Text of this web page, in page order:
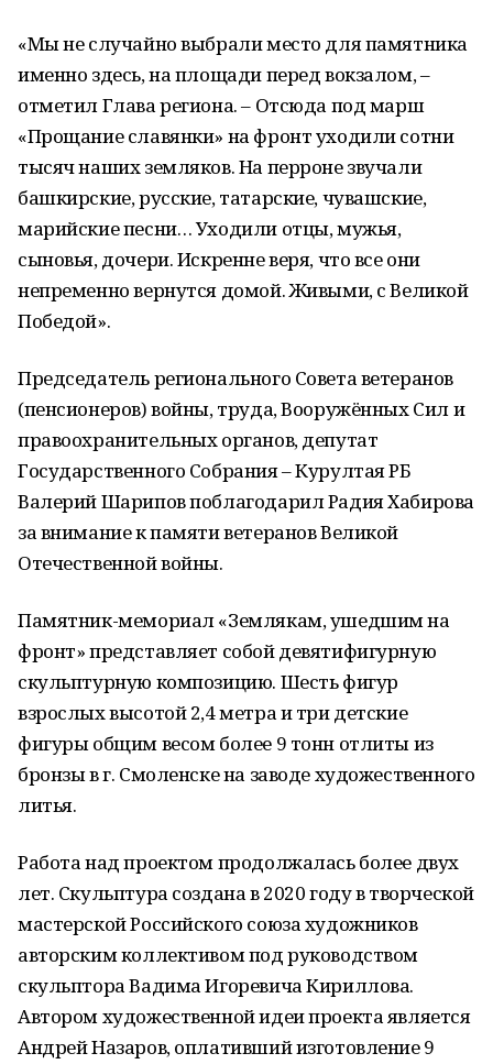
«Мы не случайно выбрали место для памятника
именно здесь, на площади перед вокзалом, –
отметил Глава региона. – Отсюда под марш
«Прощание славянки» на фронт уходили сотни
тысяч наших земляков. На перроне звучали
башкирские, русские, татарские, чувашские,
марийские песни… Уходили отцы, мужья,
сыновья, дочери. Искренне веря, что все они
непременно вернутся домой. Живыми, с Великой
Победой».
Председатель регионального Совета ветеранов
(пенсионеров) войны, труда, Вооружённых Сил и
правоохранительных органов, депутат
Государственного Собрания – Курултая РБ
Валерий Шарипов поблагодарил Радия Хабирова
за внимание к памяти ветеранов Великой
Отечественной войны.
Памятник-мемориал «Землякам, ушедшим на
фронт» представляет собой девятифигурную
скульптурную композицию. Шесть фигур
взрослых высотой 2,4 метра и три детские
фигуры общим весом более 9 тонн отлиты из
бронзы в г. Смоленске на заводе художественного
литья.
Работа над проектом продолжалась более двух
лет. Скульптура создана в 2020 году в творческой
мастерской Российского союза художников
авторским коллективом под руководством
скульптора Вадима Игоревича Кириллова.
Автором художественной идеи проекта является
Андрей Назаров, оплативший изготовление 9